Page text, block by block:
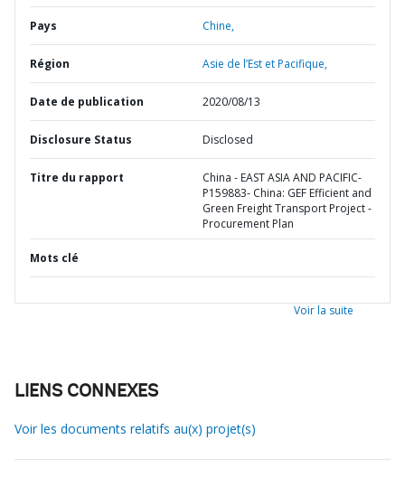
Pays Chine,
Région Asie de l’Est et Pacifique,
Date de publication 2020/08/13
Disclosure Status Disclosed
Titre du rapport
China - EAST ASIA AND PACIFIC-
P159883- China: GEF Efficient and
Green Freight Transport Project -
Procurement Plan
Mots clé
Voir la suite
LIENS CONNEXES
Voir les documents relatifs au(x) projet(s)